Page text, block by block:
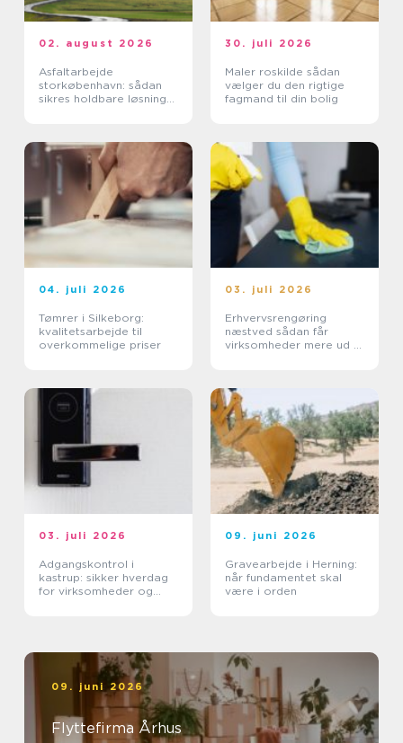
02. august 2026
Asfaltarbejde
storkøbenhavn: sådan
sikres holdbare løsninger
30. juli 2026
Maler roskilde sådan
vælger du den rigtige
fagmand til din bolig
04. juli 2026
Tømrer i Silkeborg:
kvalitetsarbejde til
overkommelige priser
03. juli 2026
Erhvervsrengøring
næstved sådan får
virksomheder mere ud af
03. juli 2026
Adgangskontrol i
kastrup: sikker hverdag
for virksomheder og
09. juni 2026
Gravearbejde i Herning:
når fundamentet skal
være i orden
09. juni 2026
Flyttefirma Århus